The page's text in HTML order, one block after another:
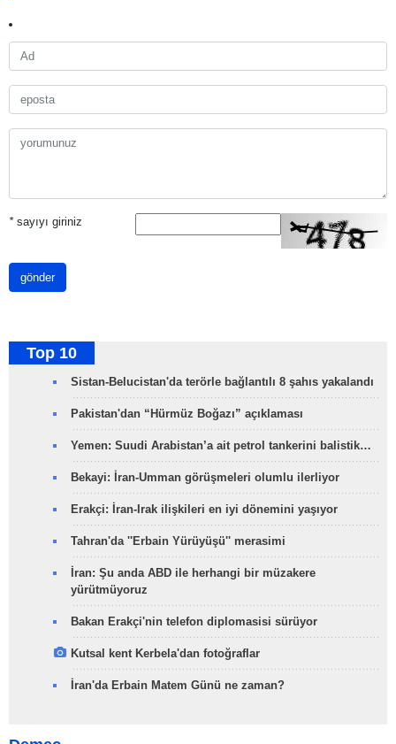
*sayıyı giriniz
gönder
Top 10
Sistan-Belucistan'da terörle bağlantılı 8 şahıs yakalandı
Pakistan'dan “Hürmüz Boğazı” açıklaması
Yemen: Suudi Arabistan’a ait petrol tankerini balistik…
Bekayi: İran-Umman görüşmeleri olumlu ilerliyor
Erakçi: İran-Irak ilişkileri en iyi dönemini yaşıyor
Tahran'da ''Erbain Yürüyüşü'' merasimi
İran: Şu anda ABD ile herhangi bir müzakere
yürütmüyoruz
Bakan Erakçi'nin telefon diplomasisi sürüyor
Kutsal kent Kerbela'dan fotoğraflar
İran'da Erbain Matem Günü ne zaman?